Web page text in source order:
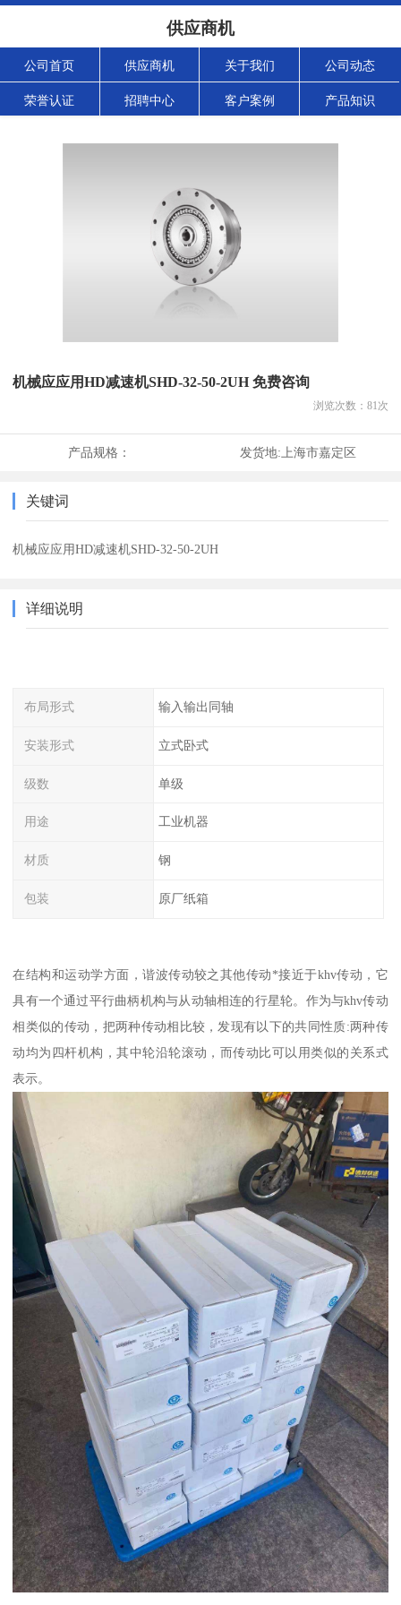
供应商机
公司首页 供应商机 关于我们 公司动态
荣誉认证 招聘中心 客户案例 产品知识
机械应应用HD减速机SHD-32-50-2UH 免费咨询
浏览次数： 81次
产品规格： 发货地: 上海市嘉定区
关键词
机械应应用HD减速机SHD-32-50-2UH
详细说明
布局形式 输入输出同轴
安装形式 立式卧式
级数 单级
用途 工业机器
材质 钢
包装 原厂纸箱
在结构和运动学方面，谐波传动较之其他传动*接近于khv传动，它
具有一个通过平行曲柄机构与从动轴相连的行星轮。作为与khv传动
相类似的传动，把两种传动相比较，发现有以下的共同性质:两种传
动均为四杆机构，其中轮沿轮滚动，而传动比可以用类似的关系式
表示。